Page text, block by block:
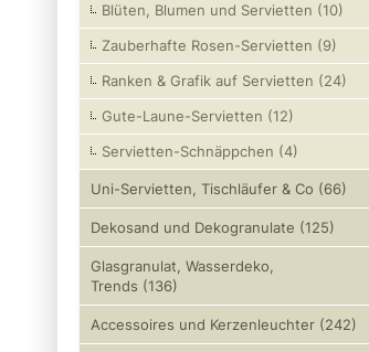
Blüten, Blumen und Servietten (10)
Zauberhafte Rosen-Servietten (9)
Ranken & Grafik auf Servietten (24)
Gute-Laune-Servietten (12)
Servietten-Schnäppchen (4)
Uni-Servietten, Tischläufer & Co (66)
Dekosand und Dekogranulate (125)
Glasgranulat, Wasserdeko,
Trends (136)
Accessoires und Kerzenleuchter (242)